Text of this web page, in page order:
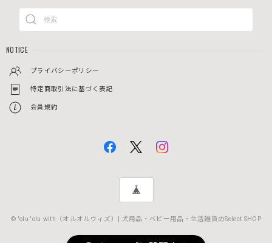
NOTICE
プライバシーポリシー
特定商取引法に基づく表記
会員規約
© 'olu 'olu with（オルオルウィズ）| 犬用品・ベビー用品・生活雑貨のSelect SHOP